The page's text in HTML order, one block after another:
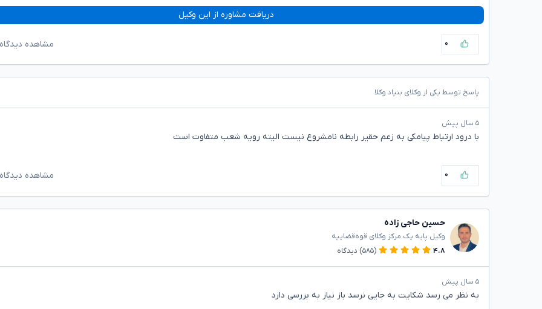
دریافت مشاوره از این وکیل
۰ مشاهده
پاسخ توسط یکی از وکلای بنیاد وکلا
۵ سال پیش
با درود ارتباط پیامکی به زعم حقیر رابطه نامشروع نیست الیته رویه شعب متفاوت است
۰ مشاهده
حسین حاجی زاده
وکیل پایه یک مرکز وکلای قوه‌قضاییه
۴.۸
(۵۸۵) دیدگاه
۵ سال پیش
به نظر می رسد شکایت به جایی نرسد باز نیاز به بررسی دارد